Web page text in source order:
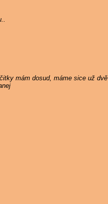
mám dosud, máme sice už dvě